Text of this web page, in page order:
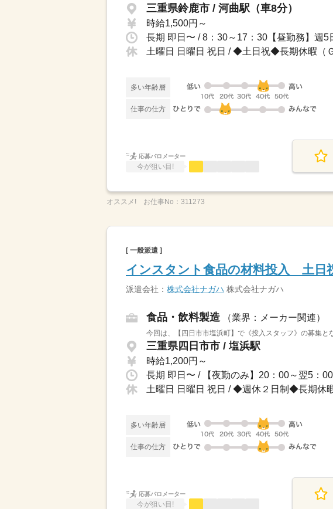
三重県鈴鹿市 / 河曲駅（車8分）
時給1,500円～
土曜日 日曜日 祝日 / ◆土日祝◆長期休暇（
多い年齢層
仕事の仕方
応募バロメーター
今が狙い目!
オススメ! お仕事No： 311273
[ 一般派遣 ]
インスタント食品の材料投入 土日
派遣会社： 株式会社ナガハ 株式会社ナガハ
食品・飲料製造 （業界：メーカー関連）
今回は、【四日市市塩浜町】で《投入スタッフ》の募集
三重県四日市市 / 塩浜駅
時給1,200円～
土曜日 日曜日 祝日 / ◆週休２日制◆長期休
多い年齢層
仕事の仕方
応募バロメーター
今が狙い目!